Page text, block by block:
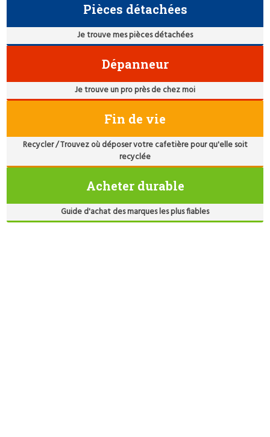
Pièces détachées
Je trouve mes pièces détachées
Dépanneur
Je trouve un pro près de chez moi
Fin de vie
Recycler / Trouvez où déposer votre cafetière pour qu'elle soit
recyclée
Acheter durable
Guide d'achat des marques les plus fiables